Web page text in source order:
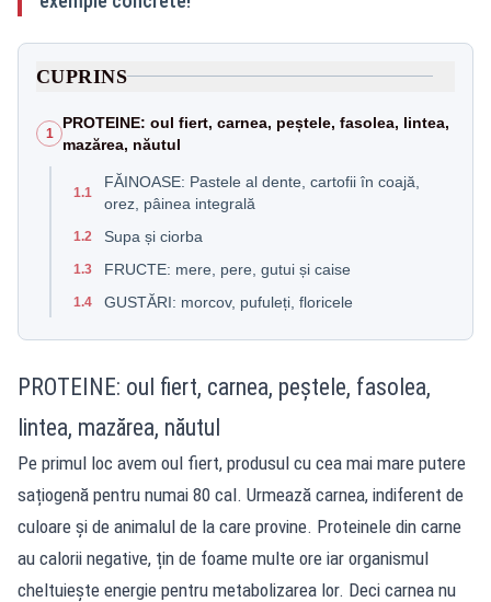
CUPRINS
1
PROTEINE: oul fiert, carnea, peștele, fasolea, lintea,
mazărea, năutul
1.1
FĂINOASE: Pastele al dente, cartofii în coajă,
orez, pâinea integrală
1.2 Supa și ciorba
1.3 FRUCTE: mere, pere, gutui și caise
1.4 GUSTĂRI: morcov, pufuleți, floricele
PROTEINE: oul fiert, carnea, peștele, fasolea,
lintea, mazărea, năutul
Pe primul loc avem oul fiert, produsul cu cea mai mare putere
sațiogenă pentru numai 80 cal. Urmează carnea, indiferent de
culoare și de animalul de la care provine. Proteinele din carne
au calorii negative, țin de foame multe ore iar organismul
cheltuiește energie pentru metabolizarea lor. Deci carnea nu